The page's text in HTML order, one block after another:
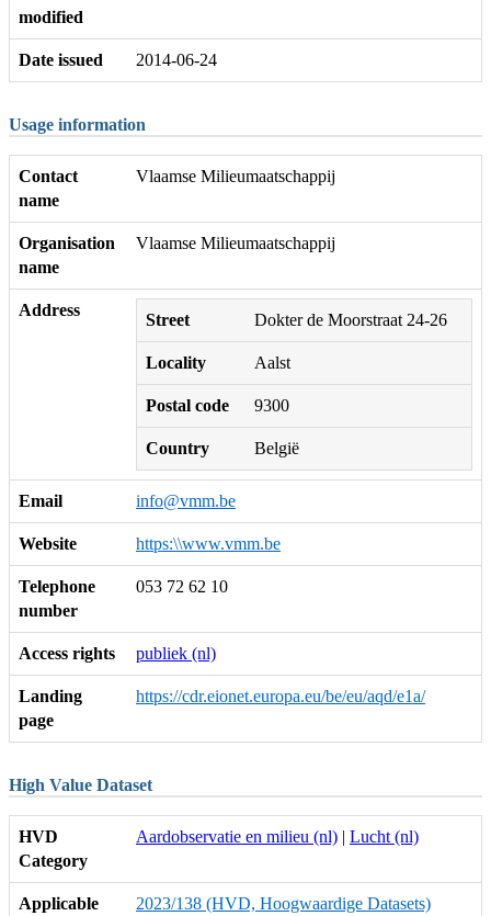
modified
Date issued 2014-06-24
Usage information
Contact
name
Vlaamse Milieumaatschappij
Organisation
name
Vlaamse Milieumaatschappij
Address
Street Dokter de Moorstraat 24-26
Locality Aalst
Postal code 9300
Country België
Email info@vmm.be
Website https:\\www.vmm.be
Telephone
number
053 72 62 10
Access rights publiek (nl)
Landing
page
https://cdr.eionet.europa.eu/be/eu/aqd/e1a/
High Value Dataset
HVD
Category
Aardobservatie en milieu (nl) | Lucht (nl)
Applicable
2023/138 (HVD, Hoogwaardige Datasets)